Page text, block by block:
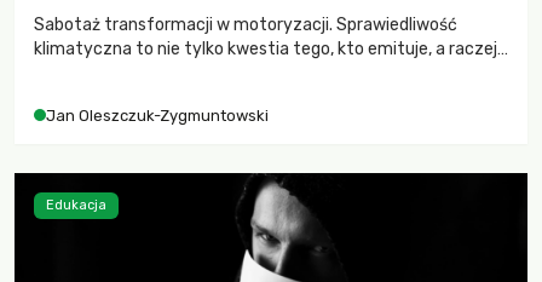
Sabotaż transformacji w motoryzacji. Sprawiedliwość
klimatyczna to nie tylko kwestia tego, kto emituje, a raczej
Jan Oleszczuk-Zygmuntowski
Edukacja